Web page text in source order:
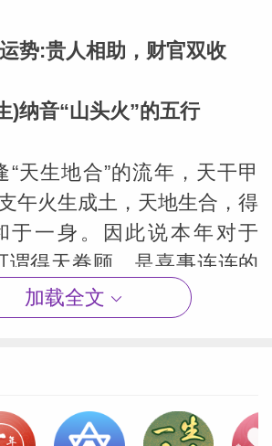
势:贵人相助，财官双收
)纳音“山头火”的五行
“天生地合”的流年，天干甲
午火生成土，天地生合，得
于一身。因此说本年对于
谓得天眷顾，是喜事连连的
工作中得贵人、领导器重提
以得到良好发挥，乃财运丰
眉;未婚者姻缘临门，贵人
殿堂。健康运良好
加载全文